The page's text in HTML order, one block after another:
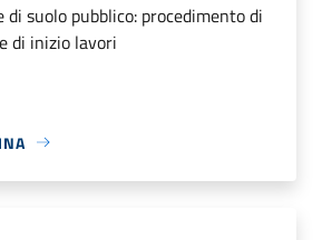
di suolo pubblico: procedimento di
di inizio lavori